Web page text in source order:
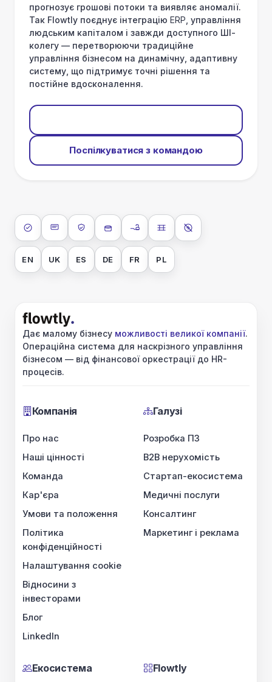
прогнозує грошові потоки та виявляє аномалії.
Так Flowtly поєднує інтеграцію ERP , управління
людським капіталом і завжди доступного ШІ-
колегу — перетворюючи традиційне
управління бізнесом на динамічну, адаптивну
систему, що підтримує точні рішення та
постійне вдосконалення.
Поспілкуватися з командою
ISO 27001SOC 2 Type II
GDPRШифрування даних у сховищі
Шифрування даних під час
Ізоляція даних
Без навчання
EN UK ES DE FR PL
Дає малому бізнесу можливості великої компанії.
Операційна система для наскрізного управління
бізнесом — від фінансової оркестрації до HR-
процесів.
Компанія
Про нас
Наші цінності
Команда
Кар'єра
Умови та положення
Політика
конфіденційності
Налаштування cookie
Відносини з
інвесторами
Блог
LinkedIn
Галузі
Розробка ПЗ
B2B нерухомість
Стартап-екосистема
Медичні послуги
Консалтинг
Маркетинг і реклама
Екосистема Flowtly